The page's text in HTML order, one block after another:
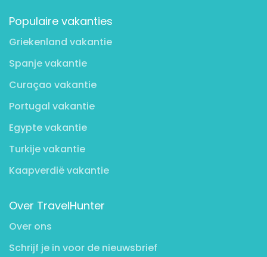
Populaire vakanties
Griekenland vakantie
Spanje vakantie
Curaçao vakantie
Portugal vakantie
Egypte vakantie
Turkije vakantie
Kaapverdië vakantie
Over TravelHunter
Over ons
Schrijf je in voor de nieuwsbrief